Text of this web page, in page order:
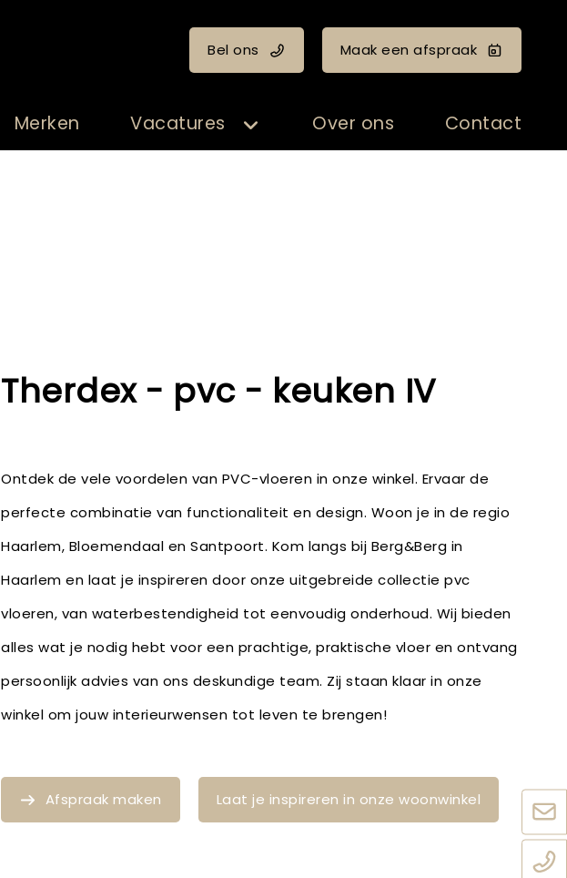
Bel ons Maak een afspraak
Merken Vacatures Over ons Contact
Therdex - pvc - keuken IV
Ontdek de vele voordelen van PVC-vloeren in onze winkel. Ervaar de
perfecte combinatie van functionaliteit en design. Woon je in de regio
Haarlem, Bloemendaal en Santpoort. Kom langs bij Berg&Berg in
Haarlem en laat je inspireren door onze uitgebreide collectie pvc
vloeren, van waterbestendigheid tot eenvoudig onderhoud. Wij bieden
alles wat je nodig hebt voor een prachtige, praktische vloer en ontvang
persoonlijk advies van ons deskundige team. Zij staan klaar in onze
winkel om jouw interieurwensen tot leven te brengen!
Afspraak maken Laat je inspireren in onze woonwinkel